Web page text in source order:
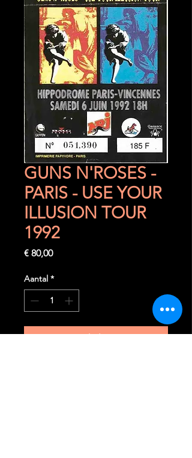
GUNS N'ROSES -
PARIS - USE YOUR
ILLUSION TOUR
1992
€ 80,00Prijs
Aantal *
In winkelwagen